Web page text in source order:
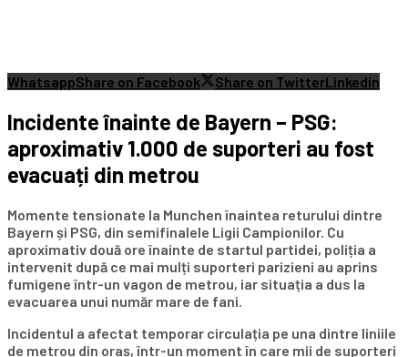
WhatsappShare on Facebook Share on TwitterLinkedin
Incidente înainte de Bayern – PSG:
aproximativ 1.000 de suporteri au fost
evacuați din metrou
Momente tensionate la Munchen înaintea returului dintre
Bayern și PSG, din semifinalele Ligii Campionilor. Cu
aproximativ două ore înainte de startul partidei, poliția a
intervenit după ce mai mulți suporteri parizieni au aprins
fumigene într-un vagon de metrou, iar situația a dus la
evacuarea unui număr mare de fani.
Incidentul a afectat temporar circulația pe una dintre liniile
de metrou din oraș, într-un moment în care mii de suporteri